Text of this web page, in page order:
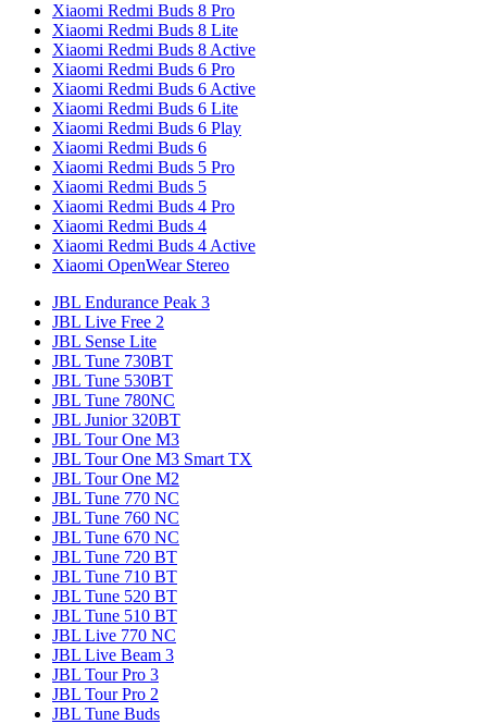
Xiaomi Redmi Buds 8 Pro
Xiaomi Redmi Buds 8 Lite
Xiaomi Redmi Buds 8 Active
Xiaomi Redmi Buds 6 Pro
Xiaomi Redmi Buds 6 Active
Xiaomi Redmi Buds 6 Lite
Xiaomi Redmi Buds 6 Play
Xiaomi Redmi Buds 6
Xiaomi Redmi Buds 5 Pro
Xiaomi Redmi Buds 5
Xiaomi Redmi Buds 4 Pro
Xiaomi Redmi Buds 4
Xiaomi Redmi Buds 4 Active
Xiaomi OpenWear Stereo
JBL Endurance Peak 3
JBL Live Free 2
JBL Sense Lite
JBL Tune 730BT
JBL Tune 530BT
JBL Tune 780NC
JBL Junior 320BT
JBL Tour One M3
JBL Tour One M3 Smart TX
JBL Tour One M2
JBL Tune 770 NC
JBL Tune 760 NC
JBL Tune 670 NC
JBL Tune 720 BT
JBL Tune 710 BT
JBL Tune 520 BT
JBL Tune 510 BT
JBL Live 770 NC
JBL Live Beam 3
JBL Tour Pro 3
JBL Tour Pro 2
JBL Tune Buds